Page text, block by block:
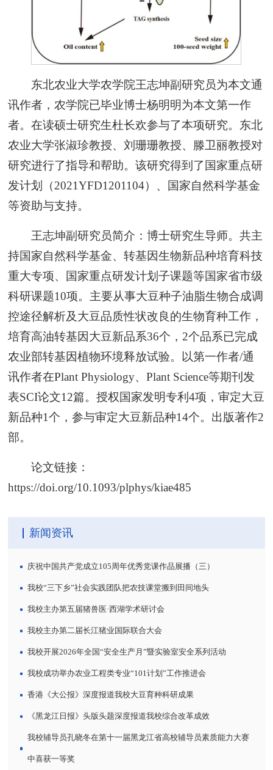
东北农业大学农学院王志坤副研究员为本文通
讯作者，农学院已毕业博士杨明明为本文第一作
者。在读硕士研究生杜长欢参与了本项研究。东北
农业大学张淑珍教授、刘珊珊教授、滕卫丽教授对
研究进行了指导和帮助。该研究得到了国家重点研
发计划（2021YFD1201104）、国家自然科学基金
等资助与支持。
王志坤副研究员简介：博士研究生导师。共主
持国家自然科学基金、转基因生物新品种培育科技
重大专项、国家重点研发计划子课题等国家省市级
科研课题10项。主要从事大豆种子油脂生物合成调
控途径解析及大豆品质性状改良的生物育种工作，
培育高油转基因大豆新品系36个，2个品系已完成
农业部转基因植物环境释放试验。以第一作者/通
讯作者在Plant Physiology、Plant Science等期刊发
表SCI论文12篇。授权国家发明专利4项，审定大豆
新品种1个，参与审定大豆新品种14个。出版著作2
部。
论文链接：
https://doi.org/10.1093/plphys/kiae485
新闻资讯
庆祝中国共产党成立105周年优秀党课作品展播（三）
我校“三下乡”社会实践团队把农技课堂搬到田间地头
我校主办第五届猪兽医·西湖学术研讨会
我校主办第二届长江猪业国际联合大会
我校开展2026年全国“安全生产月”暨实验室安全系列活动
我校成功举办农业工程类专业“101计划”工作推进会
香港《大公报》深度报道我校大豆育种科研成果
《黑龙江日报》头版头题深度报道我校综合改革成效
我校辅导员孔晓冬在第十一届黑龙江省高校辅导员素质能力大赛
中喜获一等奖